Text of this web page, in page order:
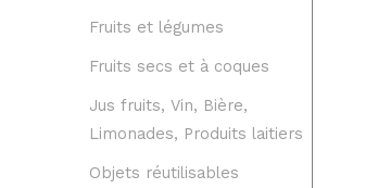
Fruits et légumes
Fruits secs et à coques
Jus fruits, Vin, Bière,
Limonades, Produits laitiers
Objets réutilisables